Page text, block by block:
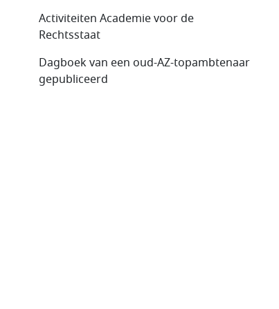
Activiteiten Academie voor de
Rechtsstaat
Dagboek van een oud-AZ-topambtenaar
gepubliceerd